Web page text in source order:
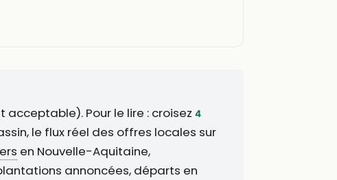
Pour le lire : croisez 4
le flux réel des offres locales sur
en Nouvelle-Aquitaine,
annoncées, départs en